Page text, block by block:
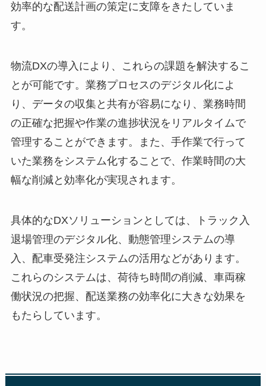
効率的な配送計画の策定に支障をきたしていま
す。
物流DXの導入により、これらの課題を解決するこ
とが可能です。業務プロセスのデジタル化によ
り、データの収集と共有が容易になり、業務時間
の正確な把握や作業の進捗状況をリアルタイムで
管理することができます。また、手作業で行って
いた業務をシステム化することで、作業時間の大
幅な削減と効率化が実現されます。
具体的なDXソリューションとしては、トラック入
退場管理のデジタル化、動態管理システムの導
入、配車受発注システムの活用などがあります。
これらのシステムは、荷待ち時間の削減、車両稼
働状況の把握、配送業務の効率化に大きな効果を
もたらしています。